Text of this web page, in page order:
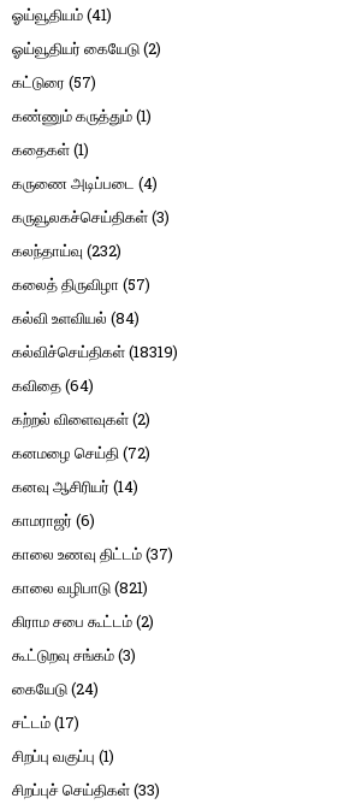
ஓய்வூதியம்(41)
ஓய்வூதியர் கையேடு(2)
கட்டுரை (57)
கண்ணும் கருத்தும்(1)
கதைகள்(1)
கருணை அடிப்படை (4)
கருவூலகச்செய்திகள்(3)
கலந்தாய்வு (232)
கலைத் திருவிழா (57)
கல்வி உளவியல் (84)
கல்விச்செய்திகள்(18319)
கவிதை(64)
கற்றல் விளைவுகள்(2)
கனமழை செய்தி(72)
கனவு ஆசிரியர் (14)
காமராஜர் (6)
காலை உணவு திட்டம்(37)
காலை வழிபாடு(821)
கிராம சபை கூட்டம்(2)
கூட்டுறவு சங்கம்(3)
கையேடு(24)
சட்டம்(17)
சிறப்பு வகுப்பு (1)
சிறப்புச் செய்திகள்(33)